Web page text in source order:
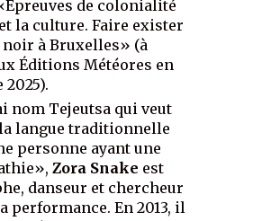
de colonialité
la culture. Faire exister
noir à Bruxelles» (à
Éditions Météores en
2025).
nom Tejeutsa qui veut
langue traditionnelle
personne ayant une
Zora Snake est
danseur et chercheur
performance. En 2013, il